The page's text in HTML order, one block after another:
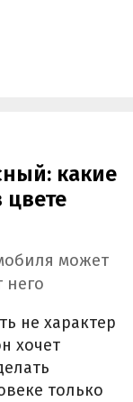
какие
может
него
не характер
хочет
только